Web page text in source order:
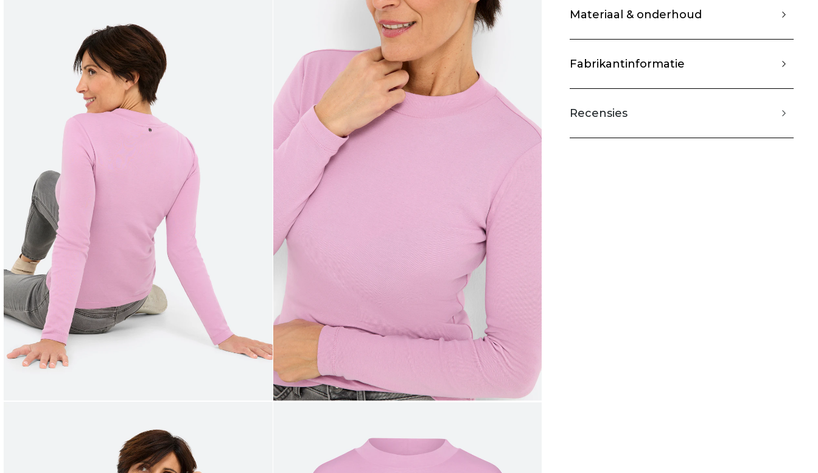
Materiaal & onderhoud
Fabrikantinformatie
Recensies